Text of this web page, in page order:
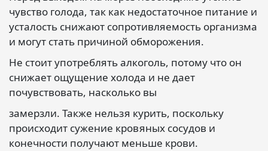
чувство голода, так как недостаточное питание и
усталость снижают сопротивляемость организма
и могут стать причиной обморожения.
Не стоит употреблять алкоголь, потому что он
снижает ощущение холода и не дает
почувствовать, насколько вы
замерзли. Также нельзя курить, поскольку
происходит сужение кровяных сосудов и
конечности получают меньше крови.